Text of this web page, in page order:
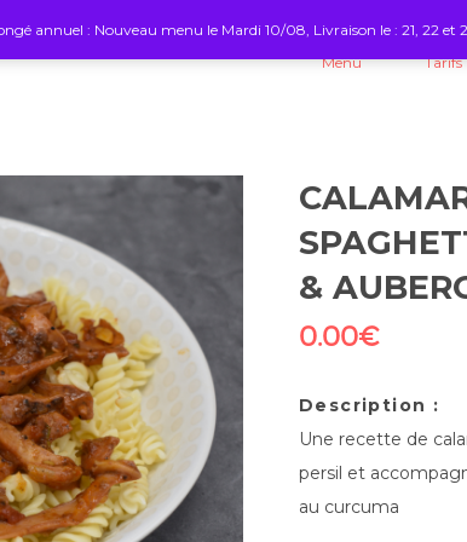
Menu Tarifs
&
0.00€
Description :
Une recette de
persil et
au curcuma
annuel : Nouveau menu le Mardi 10/08, Livraison le : 21, 22 et